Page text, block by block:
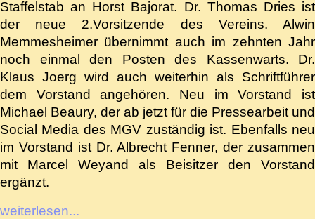
Staffelstab an Horst Bajorat. Dr. Thomas Dries ist
der neue 2.Vorsitzende des Vereins. Alwin
Memmesheimer übernimmt auch im zehnten Jahr
noch einmal den Posten des Kassenwarts. Dr.
Klaus Joerg wird auch weiterhin als Schriftführer
dem Vorstand angehören. Neu im Vorstand ist
Michael Beaury, der ab jetzt für die Pressearbeit und
Social Media des MGV zuständig ist. Ebenfalls neu
im Vorstand ist Dr. Albrecht Fenner, der zusammen
mit Marcel Weyand als Beisitzer den Vorstand
ergänzt.
weiterlesen...